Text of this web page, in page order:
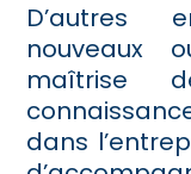
D’autres
nouveaux
dans